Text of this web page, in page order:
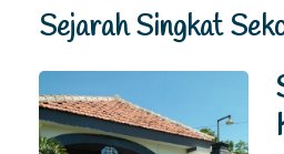
Sejarah Singkat